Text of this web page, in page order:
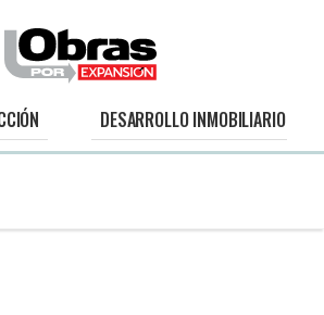
DESARROLLO INMOBILIARIO